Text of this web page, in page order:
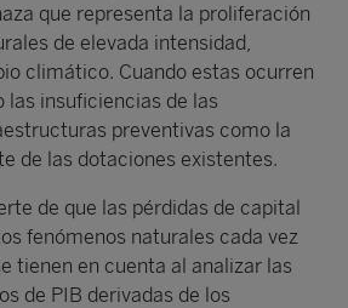
que representa la proliferación
de elevada intensidad,
climático. Cuando estas ocurren
las insuficiencias de las
preventivas como la
de las dotaciones existentes.
de que las pérdidas de capital
fenómenos naturales cada vez
tienen en cuenta al analizar las
de PIB derivadas de los